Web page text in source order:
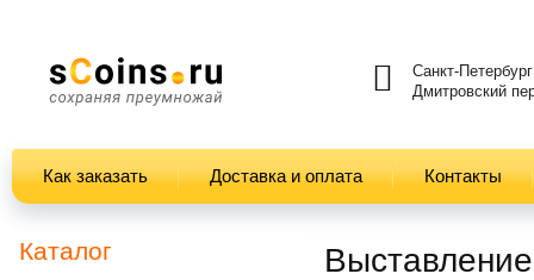
Санкт-Петербург
Дмитровский
Как заказать Доставка и оплата Контакты
Каталог